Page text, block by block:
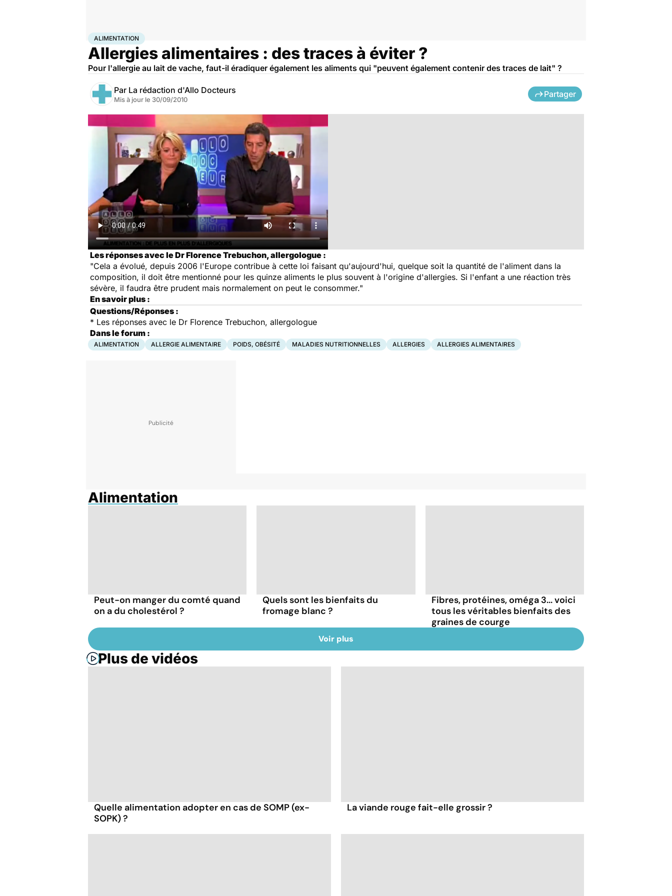
AccueilSantéMaladies
ALIMENTATION
Allergies alimentaires : des traces à éviter ?
Pour l'allergie au lait de vache, faut-il éradiquer également les aliments qui "peuvent également contenir des traces de lait" ?
Par La rédaction d'Allo Docteurs
Mis à jour le 30/09/2010
Partager
Les réponses avec le Dr Florence Trebuchon, allergologue :
"Cela a évolué, depuis 2006 l'Europe contribue à cette loi faisant qu'aujourd'hui, quelque soit la quantité de l'aliment dans la
composition, il doit être mentionné pour les quinze aliments le plus souvent à l'origine d'allergies. Si l'enfant a une réaction très
sévère, il faudra être prudent mais normalement on peut le consommer."
En savoir plus :
Questions/Réponses :
* Les réponses avec le Dr Florence Trebuchon, allergologue
Dans le forum :
ALIMENTATION ALLERGIE ALIMENTAIRE POIDS, OBÉSITÉ MALADIES NUTRITIONNELLES ALLERGIES ALLERGIES ALIMENTAIRES
Alimentation
Peut-on manger du comté quand
on a du cholestérol ?
Quels sont les bienfaits du
fromage blanc ?
Fibres, protéines, oméga 3... voici
tous les véritables bienfaits des
graines de courge
Voir plus
Plus de vidéos
Quelle alimentation adopter en cas de SOMP (ex-
SOPK) ?
La viande rouge fait-elle grossir ?